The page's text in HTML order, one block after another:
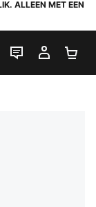
ALLEEN MET EEN
LIVE CHAT
MIJN